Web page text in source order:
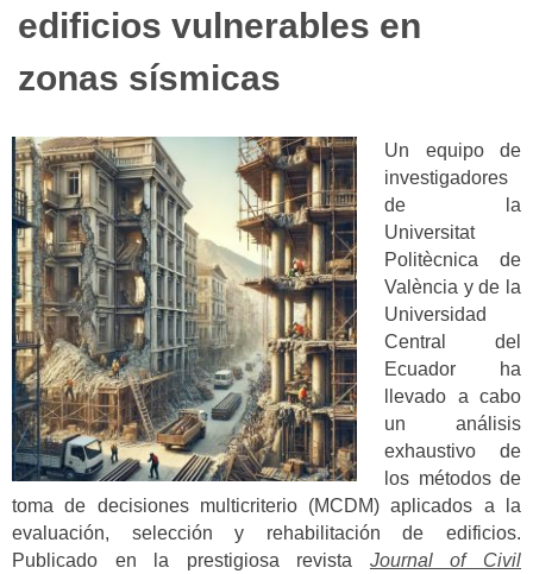
edificios vulnerables en
zonas sísmicas
Un equipo de
investigadores
de la
Universitat
Politècnica de
València y de la
Universidad
Central del
Ecuador ha
llevado a cabo
un análisis
exhaustivo de
los métodos de
toma de decisiones multicriterio (MCDM) aplicados a la
evaluación, selección y rehabilitación de edificios.
Publicado en la prestigiosa revista Journal of Civil